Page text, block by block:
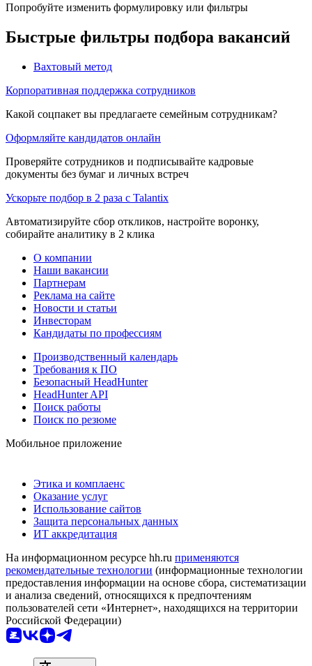
Попробуйте изменить формулировку или фильтры
Быстрые фильтры подбора вакансий
Вахтовый метод
Корпоративная поддержка сотрудников
Какой соцпакет вы предлагаете семейным сотрудникам?
Оформляйте кандидатов онлайн
Проверяйте сотрудников и подписывайте кадровые
документы без бумаг и личных встреч
Ускорьте подбор в 2 раза с Talantix
Автоматизируйте сбор откликов, настройте воронку,
собирайте аналитику в 2 клика
О компании
Наши вакансии
Партнерам
Реклама на сайте
Новости и статьи
Инвесторам
Кандидаты по профессиям
Производственный календарь
Требования к ПО
Безопасный HeadHunter
HeadHunter API
Поиск работы
Поиск по резюме
Мобильное приложение
Этика и комплаенс
Оказание услуг
Использование сайтов
Защита персональных данных
ИТ аккредитация
На информационном ресурсе hh.ru применяются
рекомендательные технологии (информационные технологии
предоставления информации на основе сбора, систематизации
и анализа сведений, относящихся к предпочтениям
пользователей сети «Интернет», находящихся на территории
Российской Федерации)